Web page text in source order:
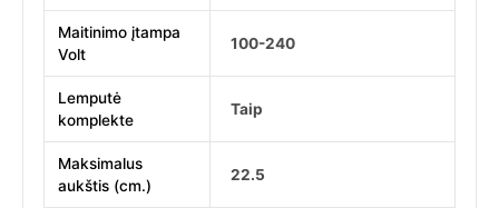
Maitinimo įtampa
Volt
100-240
Lemputė
komplekte
Taip
Maksimalus
aukštis (cm.)
22.5